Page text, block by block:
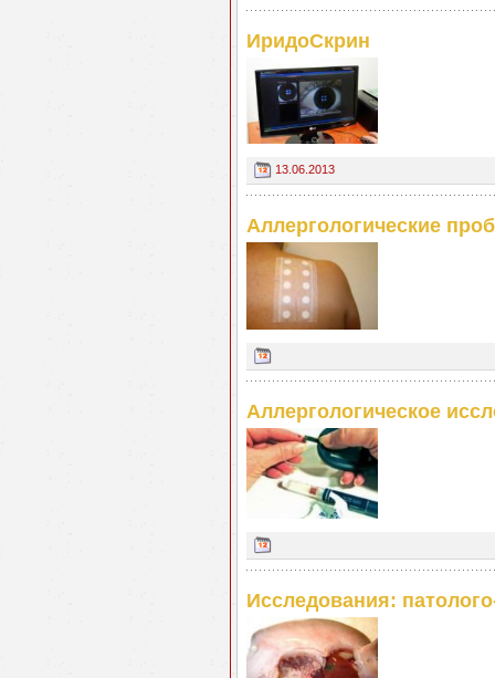
ИридоСкрин
13.06.2013
Аллергологические
Аллергологическое
Исследования: